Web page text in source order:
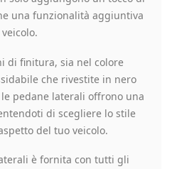
una funzionalità aggiuntiva
di finitura, sia nel colore
che rivestite in nero
le pedane laterali offrono una
di scegliere lo stile
del tuo veicolo.
è fornita con tutti gli